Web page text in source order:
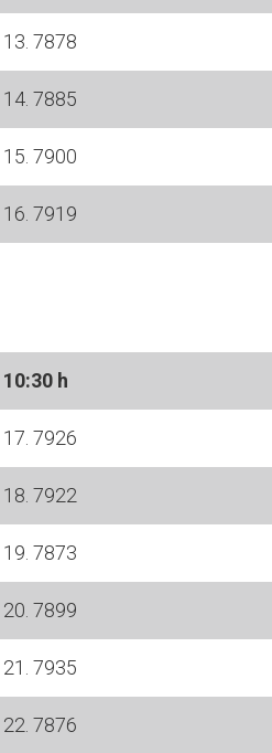
13. 7878
14. 7885
15. 7900
16. 7919
10:30 h
17. 7926
18. 7922
19. 7873
20. 7899
21. 7935
22. 7876